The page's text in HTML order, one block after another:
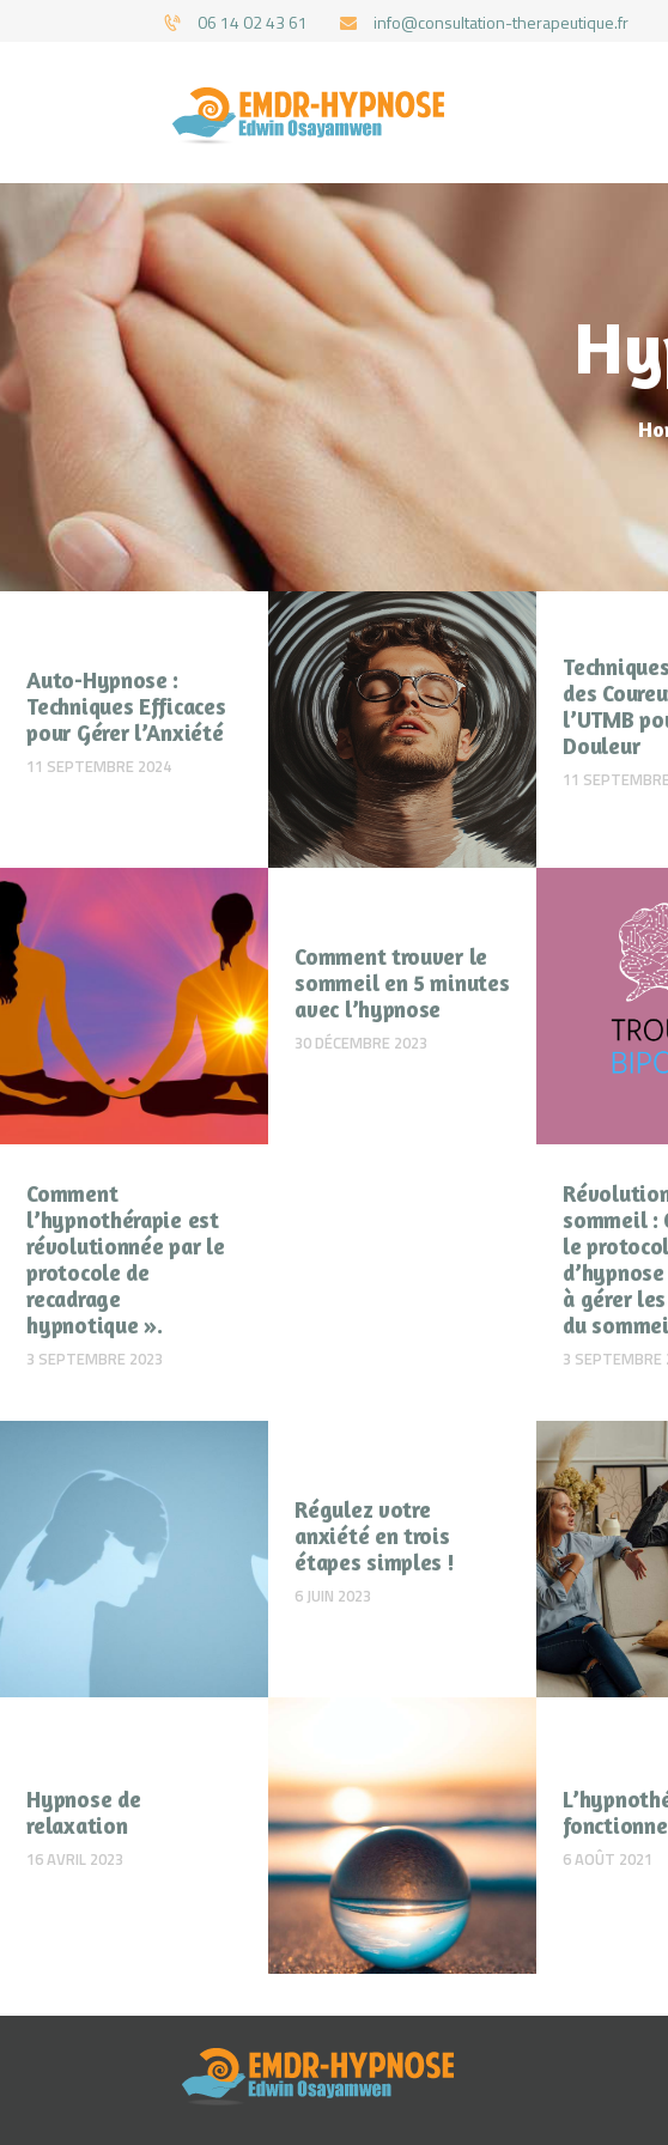
06 14 02 43 61 info@consultation-therapeutique.fr
Auto-Hypnose :
Techniques Efficaces
pour Gérer l’Anxiété
11 SEPTEMBRE 2024
des
l’UTMB
Douleur
11
Comment trouver le
sommeil en 5 minutes
avec l’hypnose
30 DÉCEMBRE 2023
Comment
l’hypnothérapie est
révolutionnée par le
protocole de
recadrage
hypnotique ».
3 SEPTEMBRE 2023
sommeil :
le
à gérer
du
3 SEPTEMBRE
Régulez votre
anxiété en trois
étapes simples !
6 JUIN 2023
Hypnose de
relaxation
16 AVRIL 2023 6 AOÛT 2021